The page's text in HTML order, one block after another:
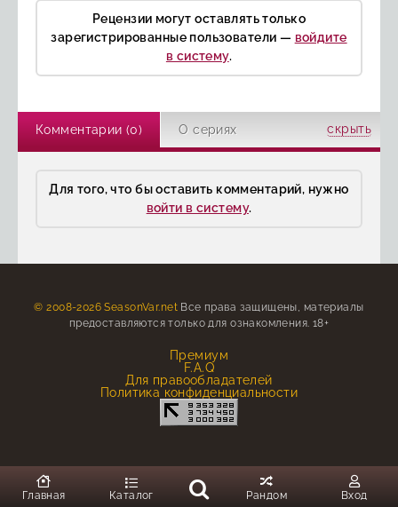
Рецензии могут оставлять только
зарегистрированные пользователи — войдите
в систему.
Комментарии (0) О сериях скрыть
Для того, что бы оставить комментарий, нужно
войти в систему.
© 2008-2026 SeasonVar.netВсе права защищены, материалы
предоставляются только для ознакомления. 18+
Премиум
F.A.Q
Для правообладателей
Политика конфиденциальности
Главная Каталог Рандом Вход